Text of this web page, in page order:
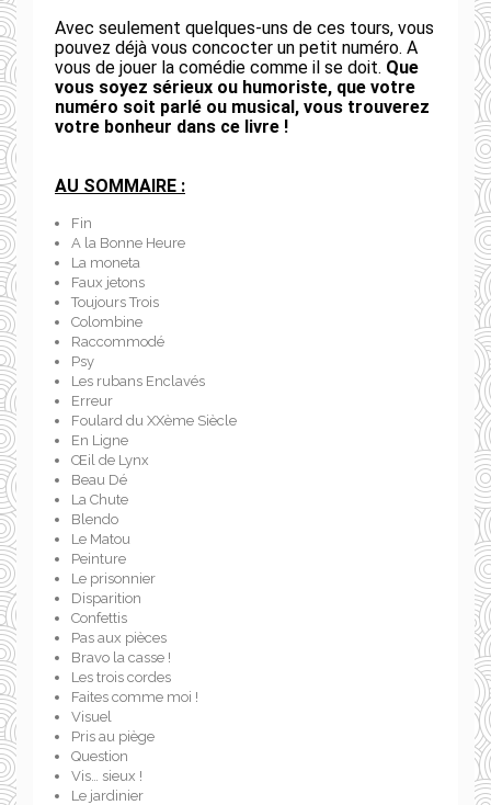
Avec seulement quelques-uns de ces tours, vous
pouvez déjà vous concocter un petit numéro. A
vous de jouer la comédie comme il se doit. Que
vous soyez sérieux ou humoriste, que votre
numéro soit parlé ou musical, vous trouverez
votre bonheur dans ce livre !
AU SOMMAIRE :
Fin
A la Bonne Heure
La moneta
Faux jetons
Toujours Trois
Colombine
Raccommodé
Psy
Les rubans Enclavés
Erreur
Foulard du XXème Siècle
En Ligne
Œil de Lynx
Beau Dé
La Chute
Blendo
Le Matou
Peinture
Le prisonnier
Disparition
Confettis
Pas aux pièces
Bravo la casse !
Les trois cordes
Faites comme moi !
Visuel
Pris au piège
Question
Vis… sieux !
Le jardinier